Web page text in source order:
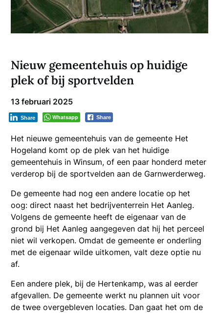
Nieuw gemeentehuis op huidige
plek of bij sportvelden
13 februari 2025
Whatsapp Share
Share
Het nieuwe gemeentehuis van de gemeente Het
Hogeland komt op de plek van het huidige
gemeentehuis in Winsum, of een paar honderd meter
verderop bij de sportvelden aan de Garnwerderweg.
De gemeente had nog een andere locatie op het
oog: direct naast het bedrijventerrein Het Aanleg.
Volgens de gemeente heeft de eigenaar van de
grond bij Het Aanleg aangegeven dat hij het perceel
niet wil verkopen. Omdat de gemeente er onderling
met de eigenaar wilde uitkomen, valt deze optie nu
af.
Een andere plek, bij de Hertenkamp, was al eerder
afgevallen. De gemeente werkt nu plannen uit voor
de twee overgebleven locaties. Dan gaat het om de